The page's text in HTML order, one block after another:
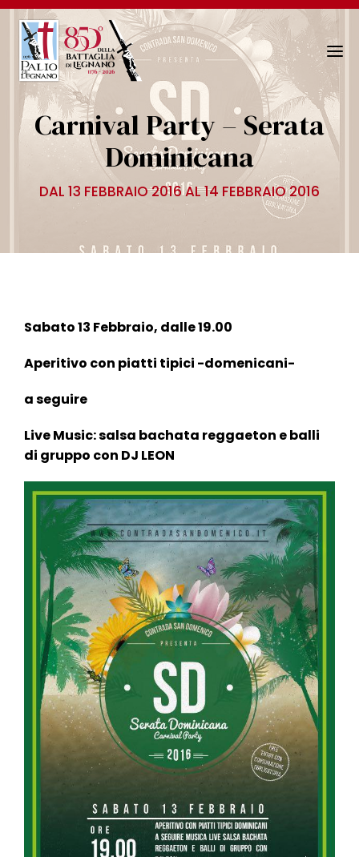
N
Carnival Party – Serata
Dominicana
DAL 13 FEBBRAIO 2016 AL 14 FEBBRAIO 2016
Sabato 13 Febbraio, dalle 19.00
Aperitivo con piatti tipici -domenicani-
a seguire
Live Music: salsa bachata reggaeton e balli
di gruppo con DJ LEON